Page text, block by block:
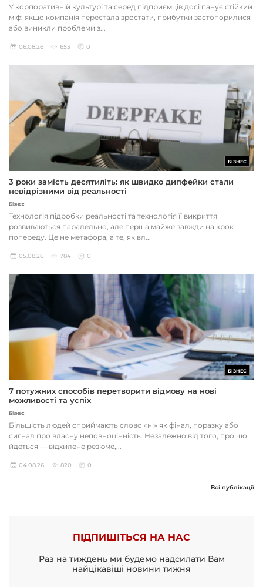
У корпоративній культурі та серед підприємців досі панує стійкий
міф: якщо компанія перестала зростати, прибутки застопорилися
або виникли проблеми з...
06.08.26 653 0
БІЗНЕС
3 роки замість десятиліть: як швидко дипфейки стали
невідрізними від реальності
Бізнес
Технологія підробки реальності та технологія її викриття
розвиваються паралельно, але перша майже завжди на крок
попереду. Це не метафора, а те, як вл...
05.08.26 784 0
БІЗНЕС
7 потужних способів перетворити відмову на нові
можливості та успіх
Бізнес
Більшість людей сприймають слово «ні» як фінал, поразку або
сигнал про власну неповноцінність. Незалежно від того, про що
йдеться — відхилене резюме,...
04.08.26 820 0
Всі публікації
ПІДПИШІТЬСЯ НА НАС
Раз на тиждень ми будемо надсилати Вам
найцікавіші новини тижня